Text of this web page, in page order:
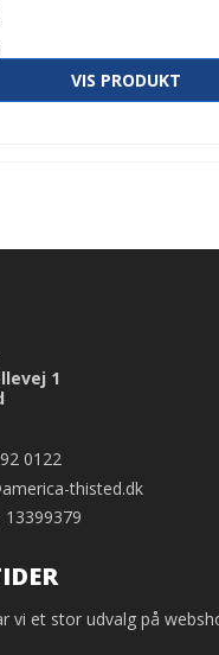
VIS PRODUKT
1
0122
thisted.dk
13399379
vi et stor udvalg på